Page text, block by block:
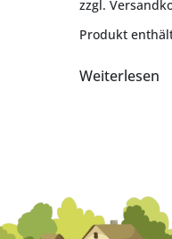
zzgl.
Produkt
Weiterlesen